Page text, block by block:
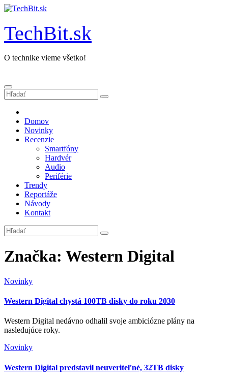
Prejsť
obsah
TechBit.sk
O technike vieme všetko!
Domov
Novinky
Recenzie
Smartfóny
Hardvér
Audio
Periférie
Trendy
Reportáže
Návody
Kontakt
Značka: Western Digital
Novinky
Western Digital chystá 100TB disky do roku 2030
Western Digital nedávno odhalil svoje ambiciózne plány na
nasledujúce roky.
Novinky
Western Digital predstavil neuveriteľné, 32TB disky